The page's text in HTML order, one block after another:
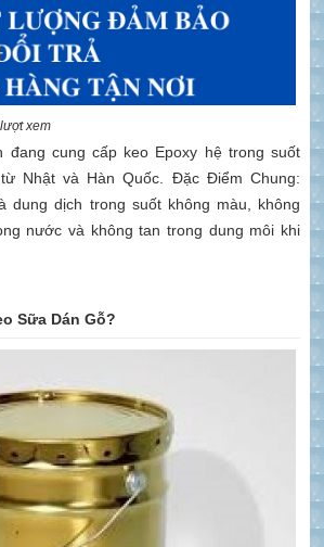
xem
đang cung cấp keo Epoxy hệ trong suốt
Nhật và Hàn Quốc. Đặc Điểm Chung:
dung dịch trong suốt không màu, không
nước và không tan trong dung môi khi
Sữa Dán Gỗ?